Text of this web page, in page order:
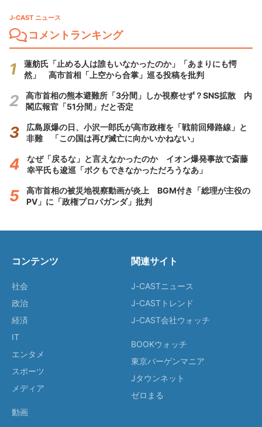
J-CAST ニュース
コメントランキング
蓮舫氏「止める人は誰もいなかったのか」「あまりにも愕
然」 高市首相「上空から合掌」巡る投稿を批判
高市首相の熊本避難所「3分間」しか視察せず？SNS拡散 内
閣広報官「51分間」だと否定
広島原爆の日、小沢一郎氏が高市政権を「戦前回帰路線」と
非難 「この国は再び滅亡に向かいかねない」
なぜ「戻るな」と言えなかったのか イオン爆発事故で斎藤
幸平氏も逡巡「ボクもできなかっただろうなあ」
高市首相の被災地視察動画が炎上 BGM付き「総理が主役の
PV」に「政権プロパガンダ」批判
コンテンツ
社会
政治
経済
IT
エンタメ
スポーツ
メディア
動画
関連サイト
J-CASTニュース
J-CASTトレンド
J-CAST会社ウォッチ
BOOKウォッチ
東京バーゲンマニア
Jタウンネット
ゼロまる